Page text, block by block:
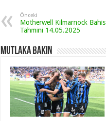
Önceki
Motherwell Kilmarnock Bahis
Tahmini 14.05.2025
Mutlaka Bakın